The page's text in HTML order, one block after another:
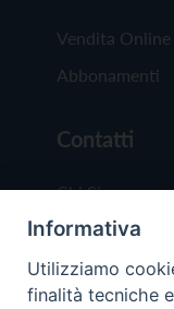
Vendita Online
Abbonamenti
Contatti
Chi Siamo
Redazione
Scrivici
Informativa
Utilizziamo
finalità tecniche